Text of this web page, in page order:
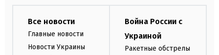
Все новости
Главные новости
Новости Украины
Война России с
Украиной
Ракетные обстрелы